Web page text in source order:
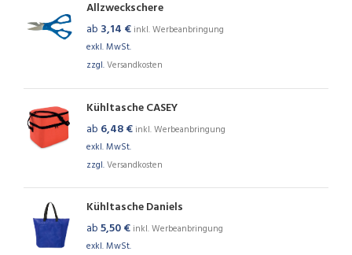
Allzweckschere
ab 3,14 € inkl. Werbeanbringung
exkl. MwSt.
zzgl.Versandkosten
Kühltasche CASEY
ab 6,48€ inkl. Werbeanbringung
exkl. MwSt.
zzgl.Versandkosten
Kühltasche Daniels
ab5,50€ inkl. Werbeanbringung
exkl. MwSt.